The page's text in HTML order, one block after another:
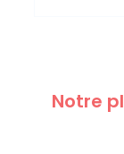
Notre